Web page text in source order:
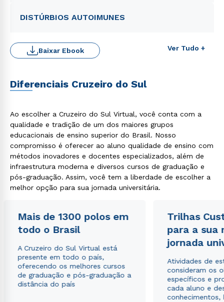
DISTÚRBIOS AUTOIMUNES
Ver Tudo +
Baixar Ebook
Diferenciais Cruzeiro do Sul
Ao escolher a Cruzeiro do Sul Virtual, você conta com a
qualidade e tradição de um dos maiores grupos
educacionais de ensino superior do Brasil. Nosso
compromisso é oferecer ao aluno qualidade de ensino com
métodos inovadores e docentes especializados, além de
infraestrutura moderna e diversos cursos de graduação e
pós-graduação. Assim, você tem a liberdade de escolher a
melhor opção para sua jornada universitária.
Mais de 1300 polos em
todo o Brasil
A Cruzeiro do Sul Virtual está
presente em todo o país,
oferecendo os melhores cursos
de graduação e pós-graduação a
distância do país
Trilhas
para a sua
jornada
Atividades de
consideram os
específicos e
cada aluno e
conhecimentos,